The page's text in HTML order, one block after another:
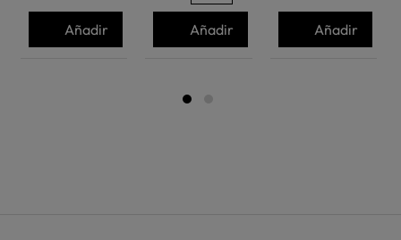
Añadir Añadir Añadir